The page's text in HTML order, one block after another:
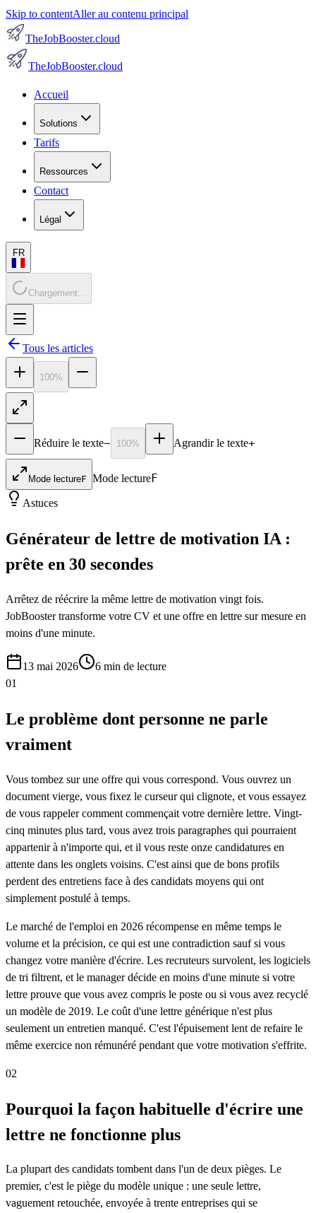
Skip to contentAller au contenu principal
TheJobBooster.cloud
TheJobBooster.cloud
Accueil
Solutions
Tarifs
Ressources
Contact
Légal
FR
Chargement...
Tous les articles
100%
Réduire le texte− 100% Agrandir le texte+
Mode lectureF Mode lectureF
Astuces
Générateur de lettre de motivation IA :
prête en 30 secondes
Arrêtez de réécrire la même lettre de motivation vingt fois.
JobBooster transforme votre CV et une offre en lettre sur mesure en
moins d'une minute.
13 mai 2026 6 min de lecture
01
Le problème dont personne ne parle
vraiment
Vous tombez sur une offre qui vous correspond. Vous ouvrez un
document vierge, vous fixez le curseur qui clignote, et vous essayez
de vous rappeler comment commençait votre dernière lettre. Vingt-
cinq minutes plus tard, vous avez trois paragraphes qui pourraient
appartenir à n'importe qui, et il vous reste onze candidatures en
attente dans les onglets voisins. C'est ainsi que de bons profils
perdent des entretiens face à des candidats moyens qui ont
simplement postulé à temps.
Le marché de l'emploi en 2026 récompense en même temps le
volume et la précision, ce qui est une contradiction sauf si vous
changez votre manière d'écrire. Les recruteurs survolent, les logiciels
de tri filtrent, et le manager décide en moins d'une minute si votre
lettre prouve que vous avez compris le poste ou si vous avez recyclé
un modèle de 2019. Le coût d'une lettre générique n'est plus
seulement un entretien manqué. C'est l'épuisement lent de refaire le
même exercice non rémunéré pendant que votre motivation s'effrite.
02
Pourquoi la façon habituelle d'écrire une
lettre ne fonctionne plus
La plupart des candidats tombent dans l'un de deux pièges. Le
premier, c'est le piège du modèle unique : une seule lettre,
vaguement retouchée, envoyée à trente entreprises qui se